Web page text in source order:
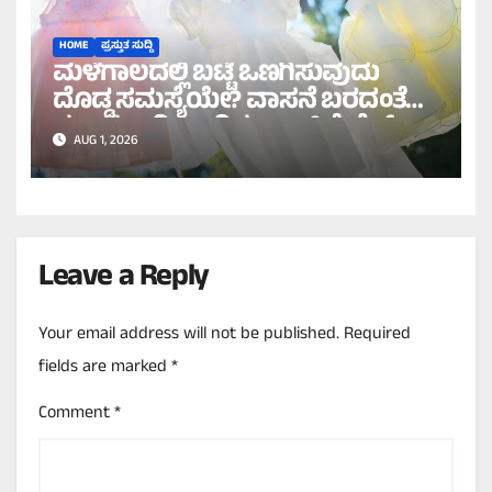
HOME ಪ್ರಸ್ತುತ ಸುದ್ದಿ
ಮಳೆಗಾಲದಲ್ಲಿ ಬಟ್ಟೆ ಒಣಗಿಸುವುದು
ದೊಡ್ಡ ಸಮಸ್ಯೆಯೇ? ವಾಸನೆ ಬರದಂತೆ
ಸುಲಭವಾಗಿ ಒಣಗಿಸಲು ಇಲ್ಲಿವೆ ಬೆಸ್ಟ್
ಟಿಪ್ಸ್!
AUG 1, 2026
Leave a Reply
Your email address will not be published.Required
fields are marked*
Comment*